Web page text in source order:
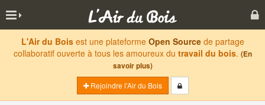
L'Air du Boisest une plateforme Open Sourcede partage
collaboratif ouverte à tous les amoureux du travail du bois. (En
savoir plus)
Rejoindre l'Air du Bois